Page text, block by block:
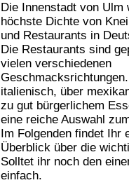
Die Innenstadt von Ulm
höchste Dichte von
und Restaurants in
Die Restaurants sind
vielen verschiedenen
italienisch, über
zu gut bürgerlichem
eine reiche Auswahl
Im Folgenden findet Ihr
Überblick über die
Solltet ihr noch den
einfach.